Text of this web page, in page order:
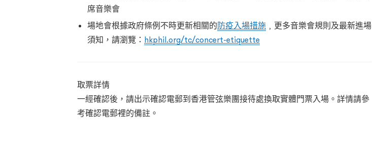
席音樂會
場地會根據政府條例不時更新相關的防疫入場措施 ﹐更多音樂會規則及最新進場
須知，請瀏覽： hkphil.org/tc/concert-etiquette
取票詳情
一經確認後，請出示確認電郵到香港管弦樂團接待處換取實體門票入場。詳情請參
考確認電郵裡的備註。